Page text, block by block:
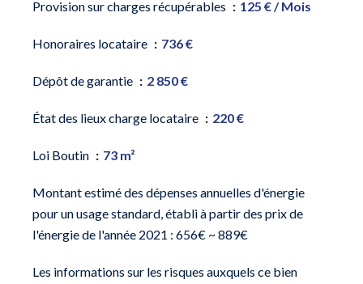
Provision sur charges récupérables 125 € / Mois
Honoraires locataire 736 €
Dépôt de garantie 2 850 €
État des lieux charge locataire 220 €
Loi Boutin 73 m²
Montant estimé des dépenses annuelles d'énergie
pour un usage standard, établi à partir des prix de
l'énergie de l'année 2021 : 656€ ~ 889€
Les informations sur les risques auxquels ce bien